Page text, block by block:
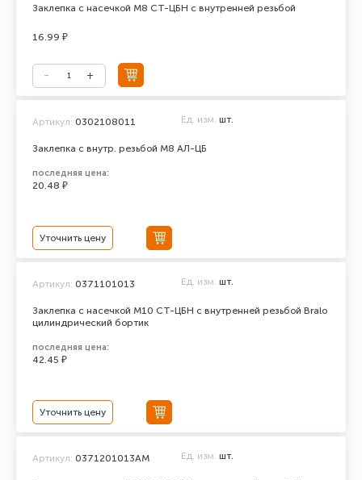
Заклепка с насечкой М8 СТ-ЦБН с внутренней резьбой
16.99 ₽
Заклепка с внутр. резьбой М8 АЛ-ЦБ
Артикул: 0302108011 Ед. изм. шт.
последняя цена:
20.48 ₽
Уточнить цену
Заклепка с насечкой М10 СТ-ЦБН с внутренней резьбой Bralo
цилиндрический бортик
Артикул: 0371101013 Ед. изм. шт.
последняя цена:
42.45 ₽
Уточнить цену
Артикул: 0371201013АМ Ед. изм. шт.